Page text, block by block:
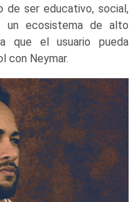
de ser educativo, social,
un ecosistema de alto
que el usuario pueda
con Neymar.